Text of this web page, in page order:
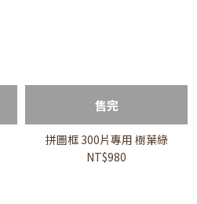
售完
拼圖框 300片專用 樹葉綠
NT$980